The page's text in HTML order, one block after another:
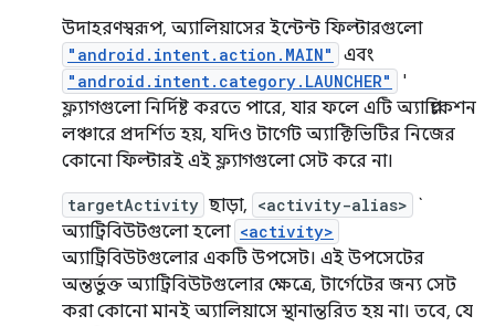
উদাহরণস্বরূপ, অ্যালিয়াসের ইন্টেন্ট ফিল্টারগুলো
"android.intent.action.MAIN" এবং
"android.intent.category.LAUNCHER"
' ​​
ফ্ল্যাগগুলো নির্দিষ্ট করতে পারে, যার ফলে এটি অ্যাপ্লিকেশন
লঞ্চারে প্রদর্শিত হয়, যদিও টার্গেট অ্যাক্টিভিটির নিজের
কোনো ফিল্টারই এই ফ্ল্যাগগুলো সেট করে না।
targetActivity ছাড়া, <activity-alias> `
অ্যাট্রিবিউটগুলো হলো <activity>
অ্যাট্রিবিউটগুলোর একটি উপসেট। এই উপসেটের
অন্তর্ভুক্ত অ্যাট্রিবিউটগুলোর ক্ষেত্রে, টার্গেটের জন্য সেট
করা কোনো মানই অ্যালিয়াসে স্থানান্তরিত হয় না। তবে, যে